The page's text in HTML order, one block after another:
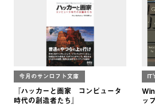
今月のサンロフト文庫
『ハッカーと画家 コンピュータ
時代の創造者たち』
ッ